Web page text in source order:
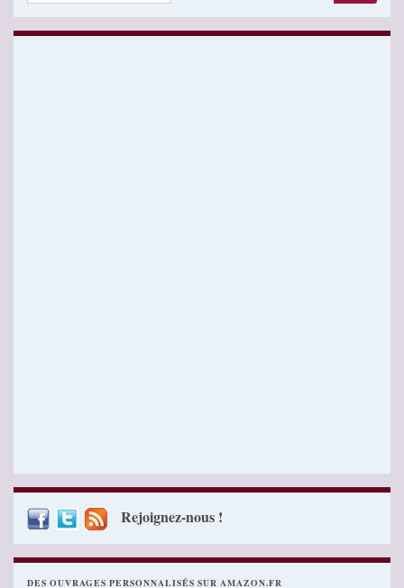
Rejoignez-nous !
DES OUVRAGES PERSONNALISÉS SUR AMAZON.FR